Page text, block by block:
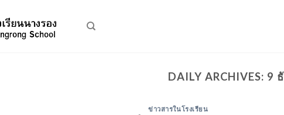
DAILY ARCHIVES: 9
ข่าวสารในโรงเรียน